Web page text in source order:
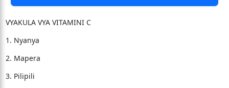
VYAKULA VYA VITAMINI C
1. Nyanya
2. Mapera
3. Pilipili